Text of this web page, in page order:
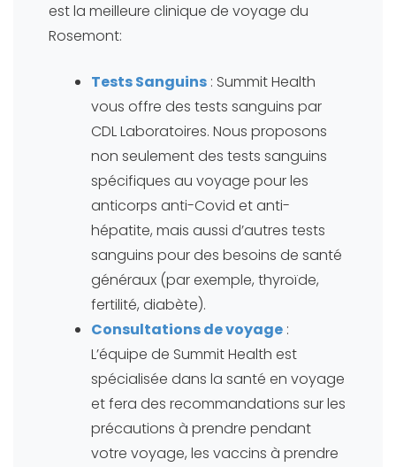
est la meilleure clinique de voyage du
Rosemont:
Tests Sanguins : Summit Health
vous offre des tests sanguins par
CDL Laboratoires. Nous proposons
non seulement des tests sanguins
spécifiques au voyage pour les
anticorps anti-Covid et anti-
hépatite, mais aussi d’autres tests
sanguins pour des besoins de santé
généraux (par exemple, thyroïde,
fertilité, diabète).
Consultations de voyage :
L’équipe de Summit Health est
spécialisée dans la santé en voyage
et fera des recommandations sur les
précautions à prendre pendant
votre voyage, les vaccins à prendre